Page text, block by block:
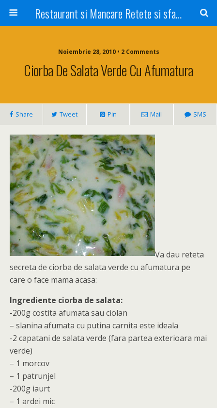
Restaurant si Mancare Retete si sfaturi Picant bun si rapid
Noiembrie 28, 2010 • 2 Comments
Ciorba De Salata Verde Cu Afumatura
Share Tweet Pin Mail SMS
Va dau reteta
secreta de ciorba de salata verde cu afumatura pe
care o face mama acasa:
Ingrediente ciorba de salata:
-200g costita afumata sau ciolan
– slanina afumata cu putina carnita este ideala
-2 capatani de salata verde (fara partea exterioara mai
verde)
– 1 morcov
– 1 patrunjel
-200g iaurt
– 1 ardei mic